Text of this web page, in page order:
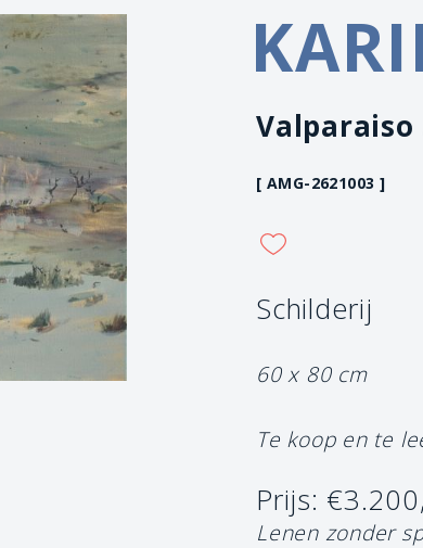
Valparaiso
[ AMG-2621003 ]
Schilderij
60 x 80 cm
Te koop en te
Prijs:
Lenen zonder